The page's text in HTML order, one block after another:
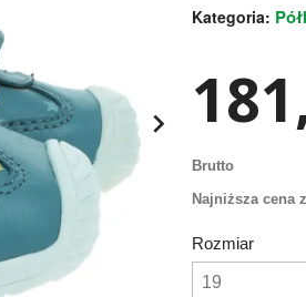

Kategoria:
Brutto
Najniższa cena
Rozmiar